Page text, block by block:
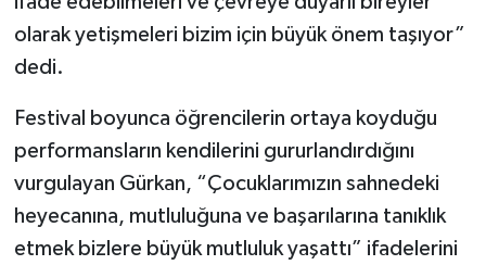
olarak yetişmeleri bizim için büyük önem taşıyor”
dedi.
Festival boyunca öğrencilerin ortaya koyduğu
performansların kendilerini gururlandırdığını
vurgulayan Gürkan, “Çocuklarımızın sahnedeki
heyecanına, mutluluğuna ve başarılarına tanıklık
etmek bizlere büyük mutluluk yaşattı” ifadelerini